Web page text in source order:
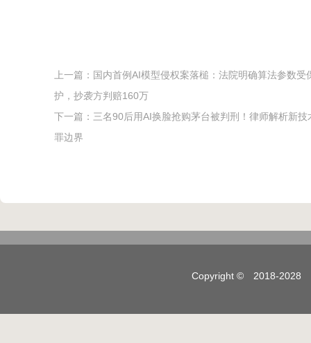
上一篇： 国内首例AI模型侵权案落槌：法院明确算法参数受
护，抄袭方判赔160万
下一篇： 三名90后用AI换脸抢购茅台被判刑！律师解析新技
罪边界
Copyright © 2018-2028